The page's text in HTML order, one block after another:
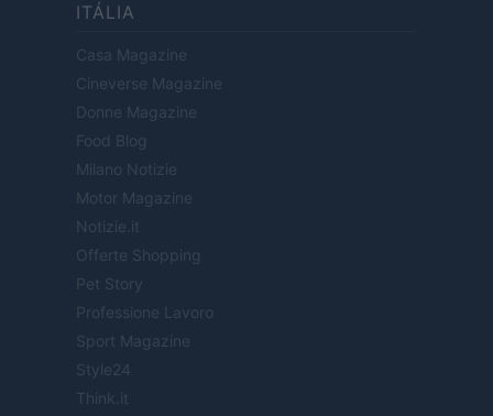
ITÁLIA
Casa Magazine
Cineverse Magazine
Donne Magazine
Food Blog
Milano Notizie
Motor Magazine
Notizie.it
Offerte Shopping
Pet Story
Professione Lavoro
Sport Magazine
Style24
Think.it